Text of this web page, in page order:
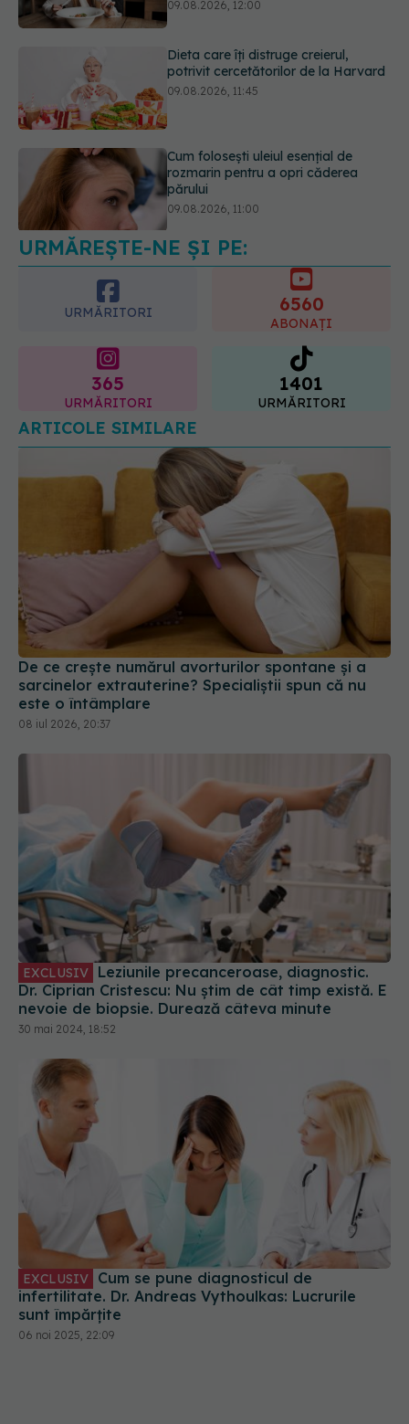
potrivit cercetătorilor de la Harvard
09.08.2026, 11:45
rozmarin pentru a opri căderea
părului
09.08.2026, 11:00
Ce este testul TORCH și cine trebuie
să-l facă. Ce înseamnă un rezultat
URMĂREȘTE-NE ȘI PE:
URMĂRITORI 6560
ABONAȚI
365
URMĂRITORI
1401
URMĂRITORI
ARTICOLE SIMILARE
De ce crește numărul avorturilor spontane și a
sarcinelor extrauterine? Specialiștii spun că nu
este o întâmplare
08 iul 2026, 20:37
EXCLUSIV Leziunile precanceroase, diagnostic.
Dr. Ciprian Cristescu: Nu știm de cât timp există. E
nevoie de biopsie. Durează câteva minute
30 mai 2024, 18:52
Cum se pune diagnosticul de
infertilitate. Dr. Andreas Vythoulkas: Lucrurile
sunt împărțite
06 noi 2025, 22:09